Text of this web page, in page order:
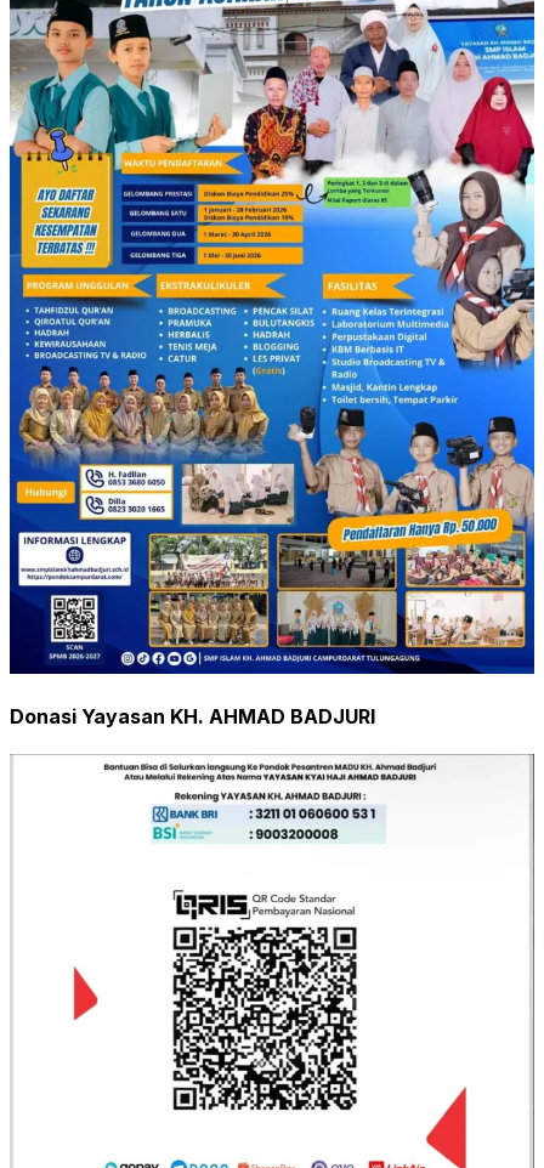
Donasi Yayasan KH. AHMAD BADJURI